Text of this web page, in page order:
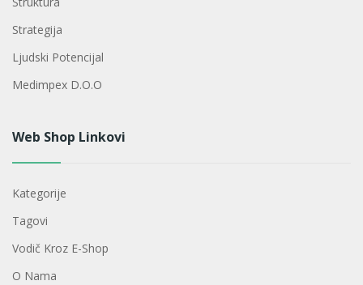
Strategija
Ljudski Potencijal
Medimpex D.o.o
Web Shop Linkovi
Kategorije
Tagovi
Vodič Kroz E-Shop
O Nama